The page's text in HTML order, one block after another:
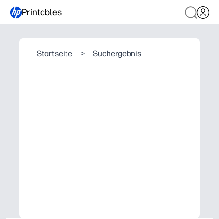
Printables
Startseite > Suchergebnis